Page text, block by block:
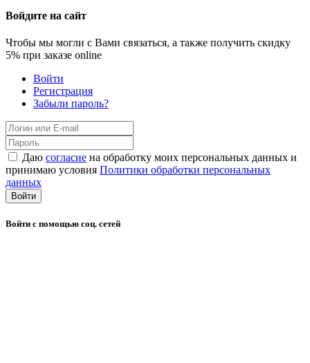
Войдите на сайт
Чтобы мы могли с Вами связаться, а также получить скидку
5% при заказе online
Войти
Регистрация
Забыли пароль?
Даю согласие на обработку моих персональных данных и
принимаю условия Политики обработки персональных
данных
Войти
Войти с помощью соц. сетей